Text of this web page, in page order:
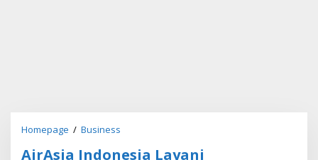
Homepage / Business
r
AirAsia Indonesia Layani